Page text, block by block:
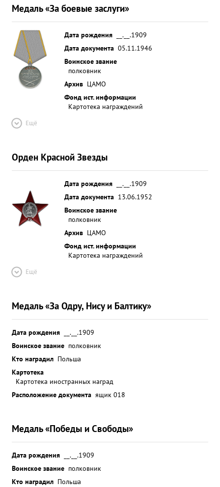
Медаль «За боевые заслуги»
Дата рождения
__.__.1909
Дата документа 05.11.1946
Воинское звание
полковник
Архив ЦАМО
Фонд ист. информации
Картотека награждений
Ещё
Орден Красной Звезды
Дата рождения
__.__.1909
Дата документа 13.06.1952
Воинское звание
полковник
Архив ЦАМО
Фонд ист. информации
Картотека награждений
Ещё
Медаль «За Одру, Нису и Балтику»
Дата рождения
__.__.1909
Воинское звание полковник
Кто наградил Польша
Картотека
Картотека иностранных наград
Расположение документа ящик 018
Медаль «Победы и Свободы»
Дата рождения
__.__.1909
Воинское звание полковник
Кто наградил Польша